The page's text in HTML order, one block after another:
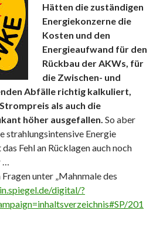
Hätten die zuständigen
Energiekonzerne die
Kosten und den
Energieaufwand für den
Rückbau der AKWs, für
die Zwischen- und
Abfälle richtig kalkuliert,
als auch die
höher ausgefallen. So aber
strahlungsintensive Energie
Fehl an Rücklagen auch noch
…
unter „Mahnmale des
digital/?
201